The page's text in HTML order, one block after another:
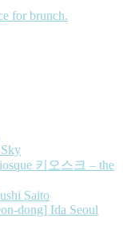
for brunch.
키오스크 – the
Saito
dong] Ida Seoul